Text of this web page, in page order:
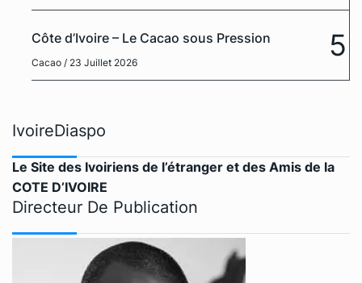
Côte d’Ivoire – Le Cacao sous Pression
Cacao / 23 Juillet 2026 5
IvoireDiaspo
Le Site des Ivoiriens de l’étranger et des Amis de la
COTE D’IVOIRE
Directeur De Publication